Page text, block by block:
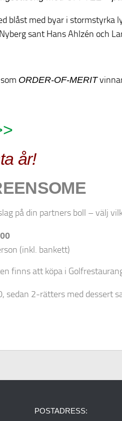
blåst med byar i stormstyrka
sant Hans Ahlzén och
ORDER-OF-MERIT
år!
på din partners boll – välj
(inkl. bankett)
finns att köpa i
sedan 2-rätters med
POSTADRESS: